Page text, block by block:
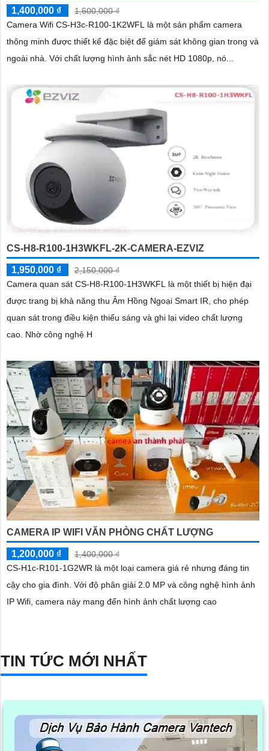
1,400,000 ₫
1,600,000 ₫
Camera Wifi CS-H3c-R100-1K2WFL là một sản phẩm camera
thông minh được thiết kế đặc biệt để giám sát không gian trong và
ngoài nhà. Với chất lượng hình ảnh sắc nét HD 1080p, nó...
CS-H8-R100-1H3WKFL-2K-CAMERA-EZVIZ
1,950,000 ₫
2,150,000 ₫
Camera quan sát CS-H8-R100-1H3WKFL là một thiết bị hiện đại
được trang bị khả năng thu Âm Hồng Ngoại Smart IR, cho phép
quan sát trong điều kiện thiếu sáng và ghi lại video chất lượng
cao. Nhờ công nghệ H
CAMERA IP WIFI VĂN PHÒNG CHẤT LƯỢNG
1,200,000 ₫
1,400,000 ₫
CS-H1c-R101-1G2WR là một loại camera giá rẻ nhưng đáng tin
cậy cho gia đình. Với độ phân giải 2.0 MP và công nghệ hình ảnh
IP Wifi, camera này mang đến hình ảnh chất lượng cao
TIN TỨC MỚI NHẤT